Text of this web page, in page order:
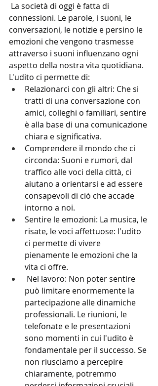
La società di oggi è fatta di
connessioni. Le parole, i suoni, le
conversazioni, le notizie e persino le
emozioni che vengono trasmesse
attraverso i suoni influenzano ogni
aspetto della nostra vita quotidiana.
L'udito ci permette di:
Relazionarci con gli altri: Che si
tratti di una conversazione con
amici, colleghi o familiari, sentire
è alla base di una comunicazione
chiara e significativa.
Comprendere il mondo che ci
circonda: Suoni e rumori, dal
traffico alle voci della città, ci
aiutano a orientarsi e ad essere
consapevoli di ciò che accade
intorno a noi.
Sentire le emozioni: La musica, le
risate, le voci affettuose: l'udito
ci permette di vivere
pienamente le emozioni che la
vita ci offre.
Nel lavoro: Non poter sentire
può limitare enormemente la
partecipazione alle dinamiche
professionali. Le riunioni, le
telefonate e le presentazioni
sono momenti in cui l'udito è
fondamentale per il successo. Se
non riusciamo a percepire
chiaramente, potremmo